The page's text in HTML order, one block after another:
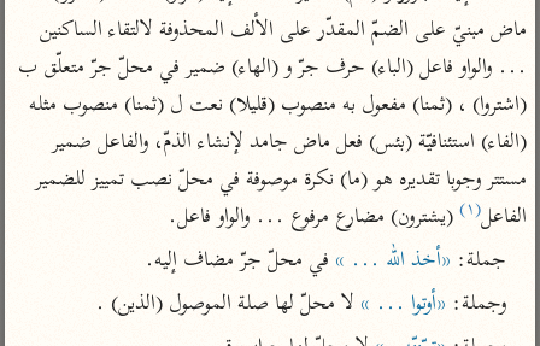
منتقاة
تفسير ابن القيم
تفسير ابن تيمية
عامّة
تفسير السمعاني
تفسير مكّي
محاسن التأويل
أضواء البيان
نظم الدرر للبقاعي
لغة وبلاغة
التحرير والتنوير
المحرر الوجيز لابن
عطية
البحر المحيط لأبي
حيان
تفسير الجلالين
جامع البيان للإيجي
تفسير البيضاوي
تفسير النسفي
الوجيز للواحدي
آثار
(الفاء) استئنافيّة (بئس) فعل ماض جامد لإنشاء الذمّ، والفاعل ضمير
مستتر وجوبا تقديره هو (ما) نكرة موصوفة في محلّ نصب تمييز للضمير
الفاعل(١)
(يشترون) مضارع مرفوع ... والواو فاعل.
جملة: «أخذ الله ... » في محلّ جرّ مضاف إليه.
وجملة: «أوتوا ... » لا محلّ لها صلة الموصول (الذين) .